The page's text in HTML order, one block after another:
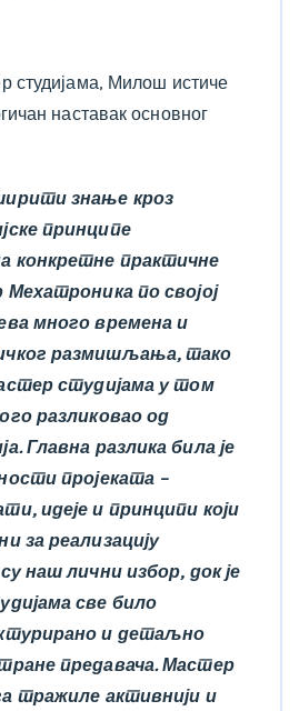
студијама, Милош истиче
наставак основног
знање кроз
принципе
конкретне практичне
по својој
много времена и
размишљања, тако
студијама у том
разликовао од
Главна разлика била је
пројеката –
идеје и принципи који
за реализацију
наш лични избор, док је
све било
и детаљно
предавача. Мастер
тражиле активнији и